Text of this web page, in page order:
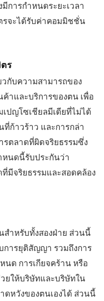
การกำหนดระยะเวลา
รจะได้รับค่าคอมมิชชั่น
ร
กับความสามารถของ
าและบริการของตน เพื่อ
ปญโซเชียลมีเดียที่ไม่ได้
ก้าวร้าว และการกล่า
รตลาดที่ผิดจริยธรรมซึ่ง
นดนี้รับประกันว่า
มีจริยธรรมและสอดคล้อง
สำหรับทั้งสองฝ่าย ส่วนนี้
การยุติสัญญา รวมถึงการ
ด การเกียจคร้าน หรือ
ยให้บริษัทและบริษัทใน
ดหวังของตนเองได้ ส่วนนี้